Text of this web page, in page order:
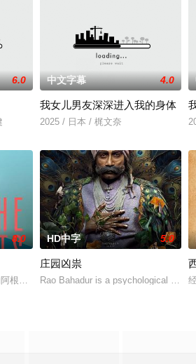
6.0 中文字幕 4.0
我女儿男友深深进入我的身体
2025 / 日本 / 梶文奈
8.0
根廷造型师丽娜在瑞士的一场颁奖典礼后，
HD中字 5.0
庄园凶祟
Rao Bahadur is a psychological